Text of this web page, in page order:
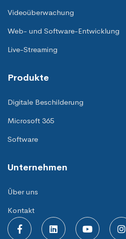
Videoüberwachung
Web- und Software-Entwicklung
Live-Streaming
Produkte
Digitale Beschilderung
Microsoft 365
Software
Unternehmen
Über uns
Kontakt